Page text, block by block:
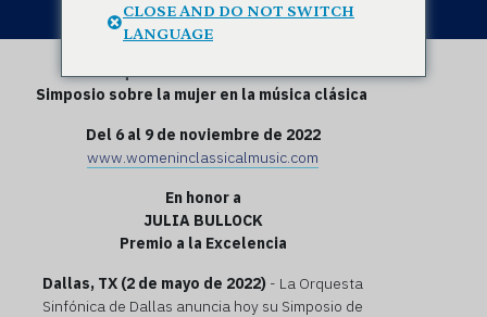
La Orquesta Sinfónica de Dallas
Simposio sobre la mujer en la música clásica
Del 6 al 9 de noviembre de 2022
www.womeninclassicalmusic.com
En honor a
JULIA BULLOCK
Premio a la Excelencia
Dallas, TX (2 de mayo de 2022) - La Orquesta
Sinfónica de Dallas anuncia hoy su Simposio de
CLOSE AND DO NOT SWITCH
LANGUAGE